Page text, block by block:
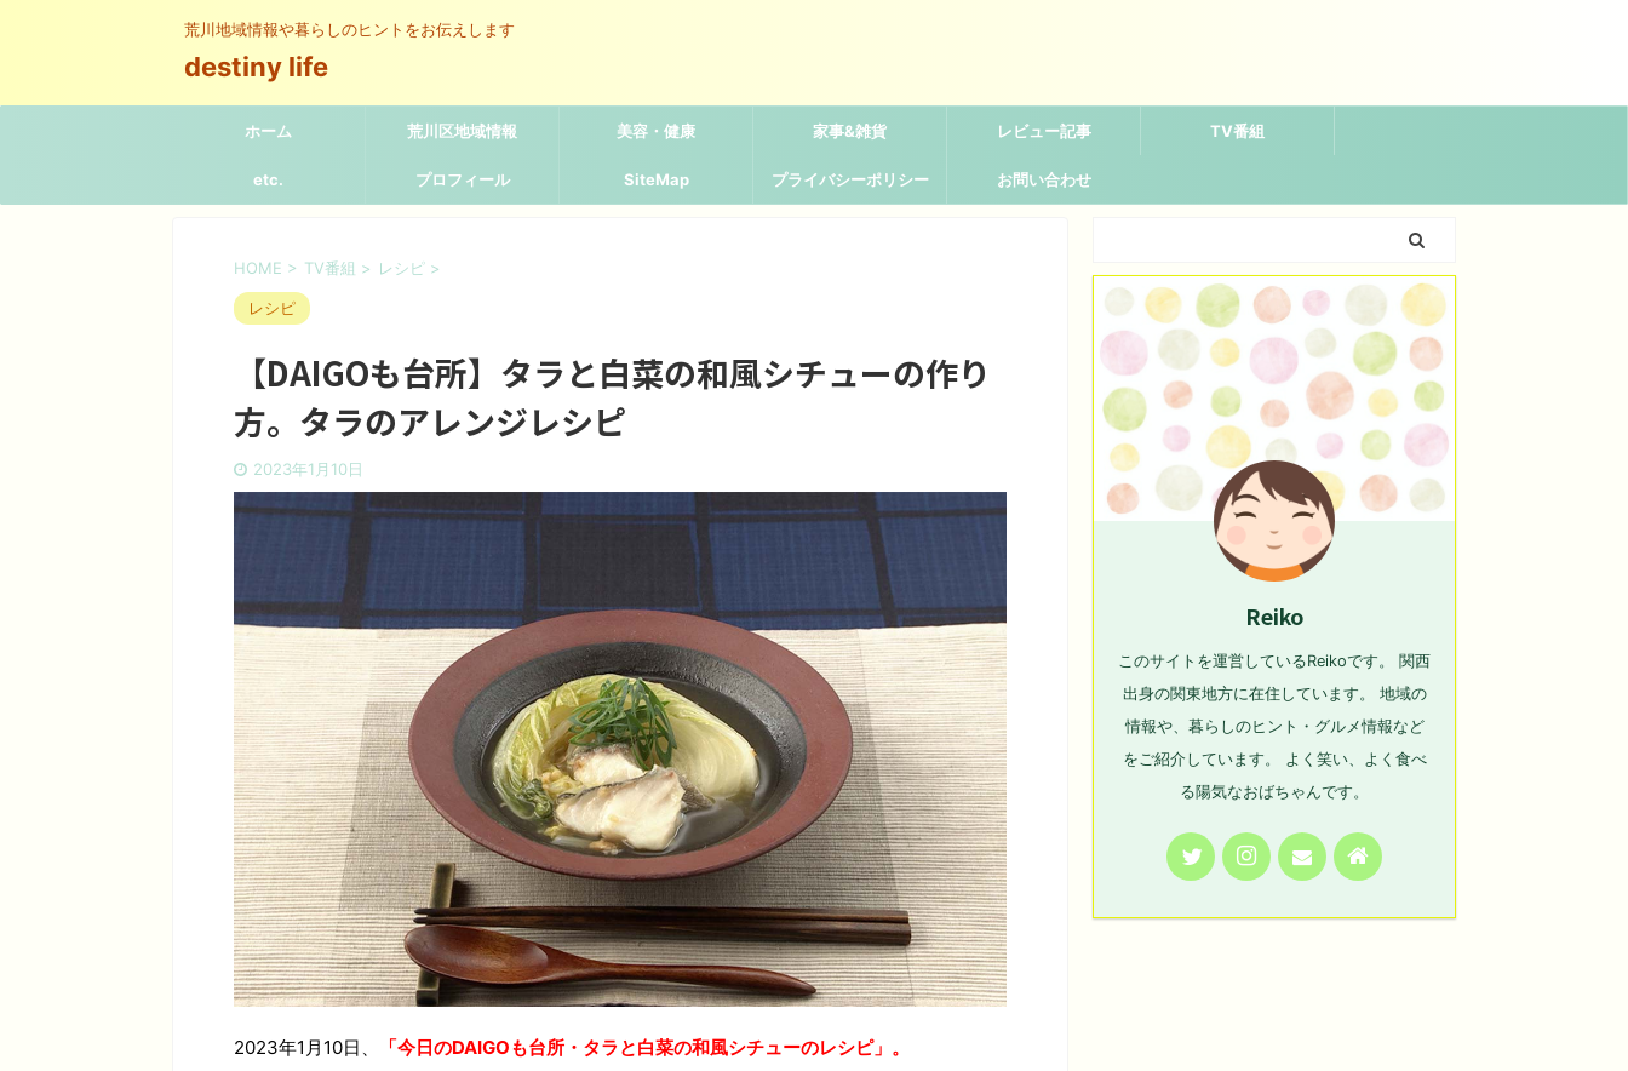
荒川地域情報や暮らしのヒントをお伝えします
destiny life
ホーム 荒川区地域情報 美容・健康 家事&雑貨 レビュー記事 TV番組
etc. プロフィール SiteMap プライバシーポリシー お問い合わせ
HOME > TV番組 > レシピ >
レシピ
【DAIGOも台所】タラと白菜の和風シチューの作り
方。タラのアレンジレシピ
2023年1月10日
2023年1月10日、 「今日のDAIGOも台所・タラと白菜の和風シチューのレシピ」 。
Reiko
このサイトを運営しているReikoです。 関西
出身の関東地方に在住しています。 地域の
情報や、暮らしのヒント・グルメ情報など
をご紹介しています。 よく笑い、よく食べ
る陽気なおばちゃんです。